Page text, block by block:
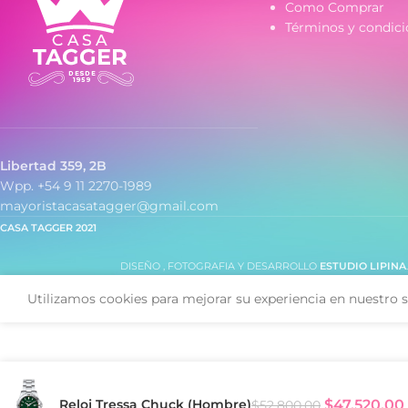
- Malla de acero
Libertad 359, 2B
Wpp. +54 9 11 2270-1989
mayoristacasatagger@gmail.com
Como Comprar
Términos y
CASA TAGGER 2021
DISEÑO , FOTOGRAFIA Y DESARROLLO ESTUDIO LIPINA
Utilizamos cookies para mejorar su experiencia en
Reloj Tressa Chuck (Hombre)